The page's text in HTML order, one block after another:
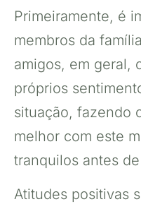
Primeiramente, é
membros da
amigos, em geral,
próprios
situação, fazendo
melhor com este
tranquilos antes
Atitudes positivas